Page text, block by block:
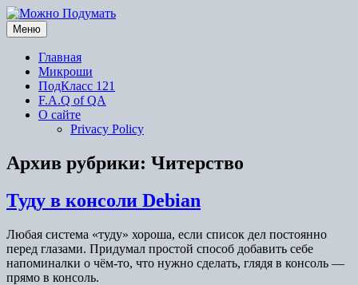
Перейти
к
содержимому
Меню
Главная
Микроши
ПодКласс 121
F.A.Q of QA
О сайте
Privacy Policy
Архив рубрики: Читерство
Туду в консоли Debian
Любая система «туду» хороша, если список дел постоянно
перед глазами. Придумал простой способ добавить себе
напоминалки о чём-то, что нужно сделать, глядя в консоль —
прямо в консоль.